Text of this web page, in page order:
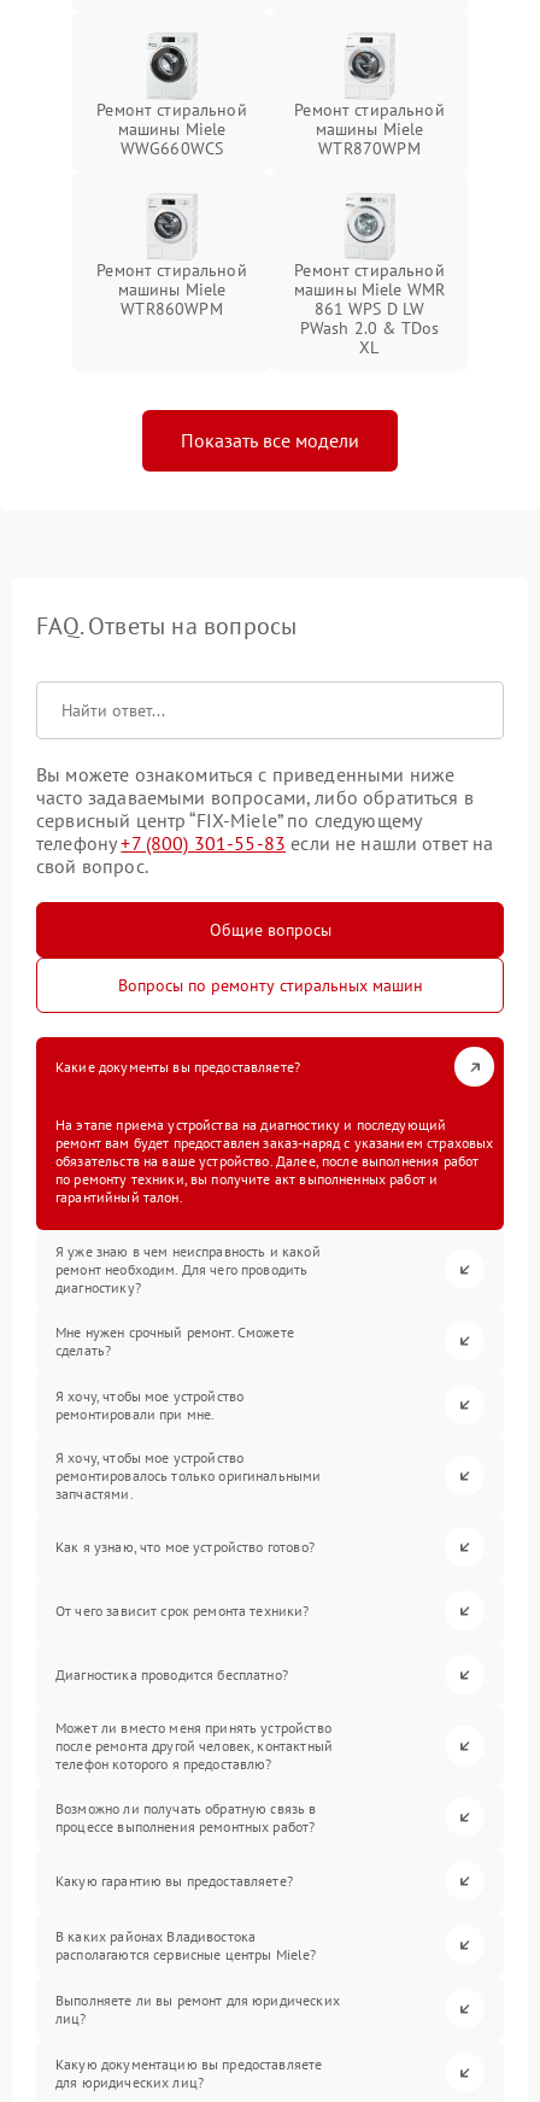
Ремонт стиральной
машины Miele
WWG660WCS
Ремонт стиральной
машины Miele
WTR870WPM
Ремонт стиральной
машины Miele
WTR860WPM
Ремонт стиральной
машины Miele WMR
861 WPS D LW
PWash 2.0 & TDos
XL
Показать все модели
FAQ. Ответы на вопросы
Вы можете ознакомиться с приведенными ниже
часто задаваемыми вопросами, либо обратиться в
сервисный центр “FIX-Miele” по следующему
телефону+7 (800) 301-55-83 если не нашли ответ на
свой вопрос.
Общие вопросы
Вопросы по ремонту стиральных машин
Какие документы вы предоставляете?
На этапе приема устройства на диагностику и последующий
ремонт вам будет предоставлен заказ-наряд с указанием страховых
обязательств на ваше устройство. Далее, после выполнения работ
по ремонту техники, вы получите акт выполненных работ и
гарантийный талон.
Я уже знаю в чем неисправность и какой
ремонт необходим. Для чего проводить
диагностику?
Мне нужен срочный ремонт. Сможете
сделать?
Я хочу, чтобы мое устройство
ремонтировали при мне.
Я хочу, чтобы мое устройство
ремонтировалось только оригинальными
запчастями.
Как я узнаю, что мое устройство готово?
От чего зависит срок ремонта техники?
Диагностика проводится бесплатно?
Может ли вместо меня принять устройство
после ремонта другой человек, контактный
телефон которого я предоставлю?
Возможно ли получать обратную связь в
процессе выполнения ремонтных работ?
Какую гарантию вы предоставляете?
В каких районах Владивостока
располагаются сервисные центры Miele?
Выполняете ли вы ремонт для юридических
лиц?
Какую документацию вы предоставляете
для юридических лиц?